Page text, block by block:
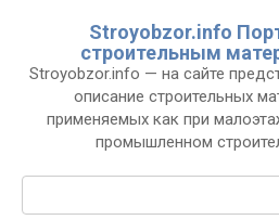
Stroyobzor.info
строительным
Stroyobzor.info — на сайте
описание строительных
применяемых как при
промышленном
Поиск: